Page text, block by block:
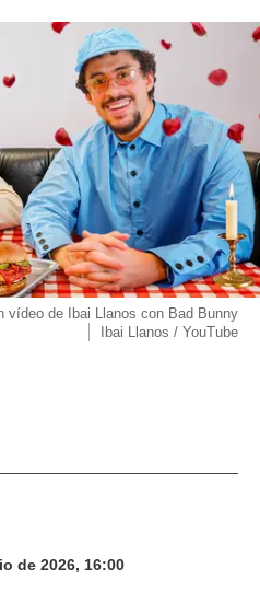
vídeo de Ibai Llanos con Bad Bunny
Ibai Llanos / YouTube
de 2026, 16:00